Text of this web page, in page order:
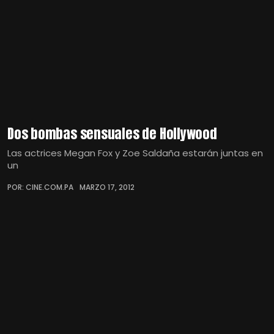
Dos bombas sensuales de Hollywood
Las actrices Megan Fox y Zoe Saldaña estarán juntas en
un
POR: CINE.COM.PA MARZO 17, 2012